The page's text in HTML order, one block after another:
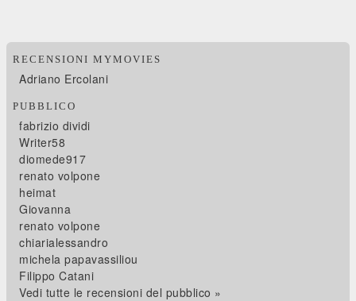
RECENSIONI MYMOVIES
Adriano Ercolani
PUBBLICO
fabrizio dividi
Writer58
diomede917
renato volpone
heimat
Giovanna
renato volpone
chiarialessandro
michela papavassiliou
Filippo Catani
Vedi tutte le recensioni del pubblico »